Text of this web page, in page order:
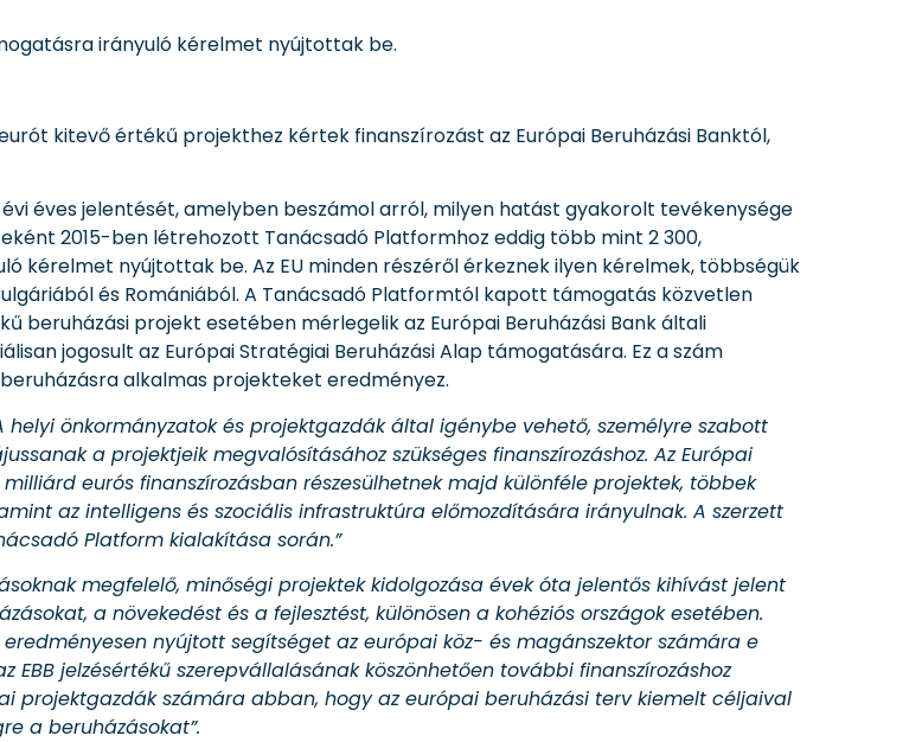
irányuló kérelmet nyújtottak be.
kitevő értékű projekthez kértek finanszírozást az Európai Beruházási Banktól,
évi éves jelentését, amelyben beszámol arról, milyen hatást gyakorolt tevékenysége
2015-ben létrehozott Tanácsadó Platformhoz eddig több mint 2 300,
kérelmet nyújtottak be. Az EU minden részéről érkeznek ilyen kérelmek, többségük
és Romániából. A Tanácsadó Platformtól kapott támogatás közvetlen
beruházási projekt esetében mérlegelik az Európai Beruházási Bank általi
jogosult az Európai Stratégiai Beruházási Alap támogatására. Ez a szám
alkalmas projekteket eredményez.
helyi önkormányzatok és projektgazdák által igénybe vehető, személyre szabott
a projektjeik megvalósításához szükséges finanszírozáshoz. Az Európai
eurós finanszírozásban részesülhetnek majd különféle projektek, többek
az intelligens és szociális infrastruktúra előmozdítására irányulnak. A szerzett
Platform kialakítása során.”
megfelelő, minőségi projektek kidolgozása évek óta jelentős kihívást jelent
a növekedést és a fejlesztést, különösen a kohéziós országok esetében.
nyújtott segítséget az európai köz- és magánszektor számára e
EBB jelzésértékű szerepvállalásának köszönhetően további finanszírozáshoz
projektgazdák számára abban, hogy az európai beruházási terv kiemelt céljaival
a beruházásokat”.